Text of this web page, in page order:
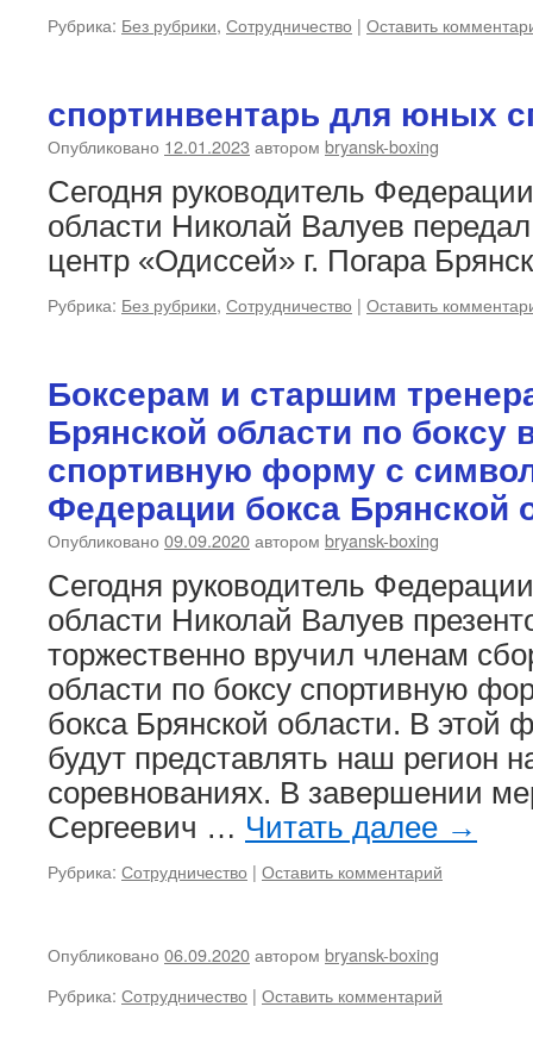
Рубрика: Без рубрики, Сотрудничество | Оставить
спортинвентарь для юных
Опубликовано 12.01.2023 автором bryansk-boxing
Сегодня руководитель
области Николай Валуев
центр «Одиссей» г. Погара
Рубрика: Без рубрики, Сотрудничество | Оставить
Боксерам и старшим
Брянской области по боксу
спортивную форму с
Федерации бокса Брянской
Опубликовано 09.09.2020автором bryansk-boxing
Сегодня руководитель
области Николай Валуев
торжественно вручил членам
области по боксу спортивную
бокса Брянской области. В этой
будут представлять наш регион
соревнованиях. В завершении
Сергеевич … Читать далее →
Рубрика: Сотрудничество | Оставить комментарий
Опубликовано 06.09.2020автором bryansk-boxing
Рубрика: Сотрудничество | Оставить комментарий